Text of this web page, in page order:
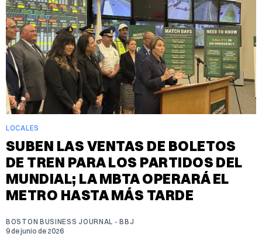
LOCALES
SUBEN LAS VENTAS DE BOLETOS
DE TREN PARA LOS PARTIDOS DEL
MUNDIAL; LA MBTA OPERARÁ EL
METRO HASTA MÁS TARDE
BOSTON BUSINESS JOURNAL - BBJ
9 de junio de 2026